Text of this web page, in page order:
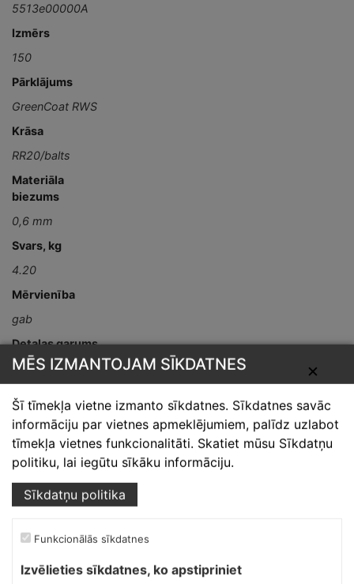
5513e00000A
Izmērs
150
Pārklājums
GreenCoat RWS
Krāsa
RR20/balts
Materiāla
biezums
0,6 mm
Svars, kg
4.20
Mērvienība
gab
Detaļas garums,
mm
3000
✕
MĒS IZMANTOJAM SĪKDATNES
Šī tīmekļa vietne izmanto sīkdatnes. Sīkdatnes savāc
informāciju par vietnes apmeklējumiem, palīdz uzlabot
tīmekļa vietnes funkcionalitāti. Skatiet mūsu Sīkdatņu
politiku, lai iegūtu sīkāku informāciju.
Sīkdatņu politika
Funkcionālās sīkdatnes
Izvēlieties sīkdatnes, ko apstipriniet